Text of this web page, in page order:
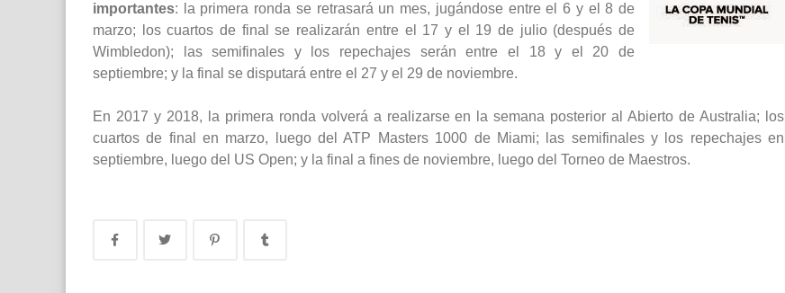
importantes: la primera ronda se retrasará un mes, jugándose entre el 6 y el 8 de
marzo; los cuartos de final se realizarán entre el 17 y el 19 de julio (después de
Wimbledon); las semifinales y los repechajes serán entre el 18 y el 20 de
septiembre; y la final se disputará entre el 27 y el 29 de noviembre.
En 2017 y 2018, la primera ronda volverá a realizarse en la semana posterior al Abierto de Australia; los
cuartos de final en marzo, luego del ATP Masters 1000 de Miami; las semifinales y los repechajes en
septiembre, luego del US Open; y la final a fines de noviembre, luego del Torneo de Maestros.